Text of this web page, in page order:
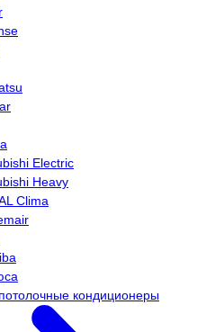
Electric
Heavy
Clima
кондиционеры